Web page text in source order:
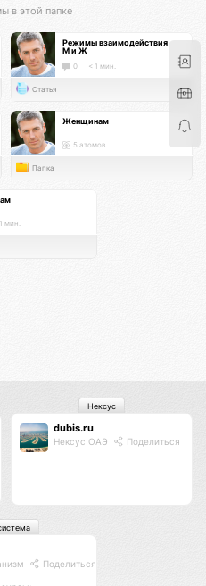
в этой папке
Режимы взаимодействия
М и Ж
0 < 1 мин.
Статья
Женщинам
5 атомов
Папка
мин.
dubis.ru
Нексус ОАЭ Поделиться
Нексус
Поделиться